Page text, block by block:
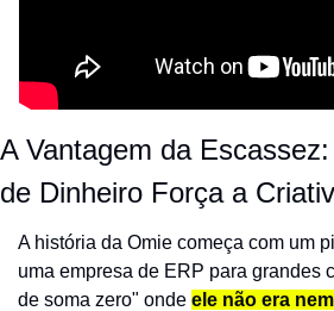
A Vantagem da
de Dinheiro Força a
A história da Omie começa com um
uma empresa de ERP para grandes
de soma zero" onde ele não era